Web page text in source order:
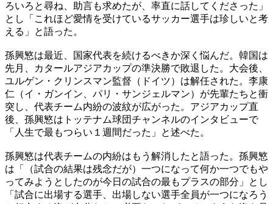
ろいろと尋ね、助言も求めたが、率直に話してくださった」
とし「これほど愛情を受けているサッカー選手は珍しいと考
える」と語った。
孫興慜は最近、国家代表を続けるべきか深く悩んだ。韓国は
先月、カタールアジアカップの準決勝で敗退した。大会後、
ユルゲン・クリンスマン監督（ドイツ）は解任された。李康
仁（イ・ガンイン、パリ・サンジェルマン）が先輩たちと衝
突し、代表チーム内紛の波紋が広がった。アジアカップ直
後、孫興慜はトッテナム球団チャンネルのインタビューで
「人生で最もつらい１週間だった」と述べた。
孫興慜は代表チームの内紛はもう解消したと語った。孫興慜
は「（試合の結果は残念だが）一つになって何か一つでもや
ってみようとしたのが今日の試合の最もプラスの部分」とし
「試合に出場する選手、出場しない選手全員が一つになろう